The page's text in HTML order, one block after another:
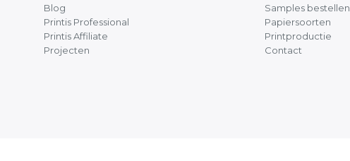
Blog
Printis Professional
Printis Affiliate
Projecten
Samples bestellen
Papiersoorten
Printproductie
Contact